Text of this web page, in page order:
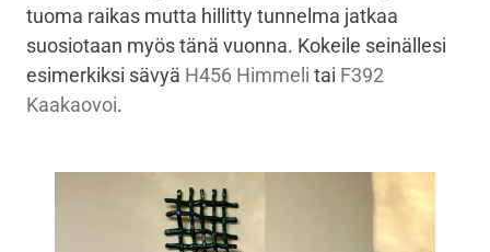
tuoma raikas mutta hillitty tunnelma jatkaa
suosiotaan myös tänä vuonna. Kokeile seinällesi
esimerkiksi sävyä H456 Himmeli tai F392
Kaakaovoi.